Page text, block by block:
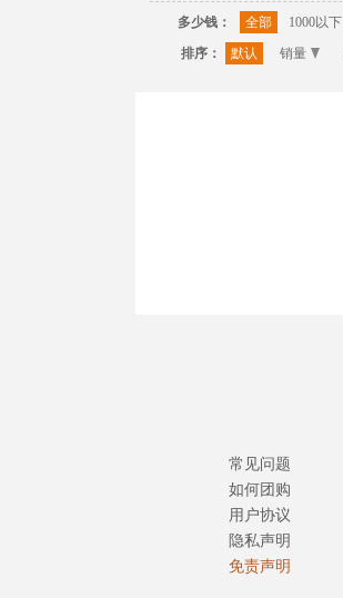
多少钱： 全部 1000以下
排序：
默认 销量
常见问题
如何团购
用户协议
隐私声明
免责声明